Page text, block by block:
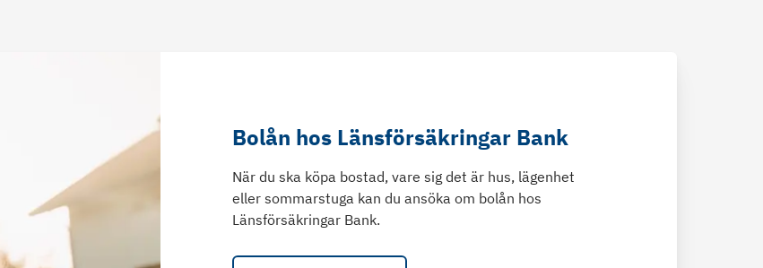
Bolån hos Länsförsäkringar Bank
När du ska köpa bostad, vare sig det är hus, lägenhet
eller sommarstuga kan du ansöka om bolån hos
Länsförsäkringar Bank.